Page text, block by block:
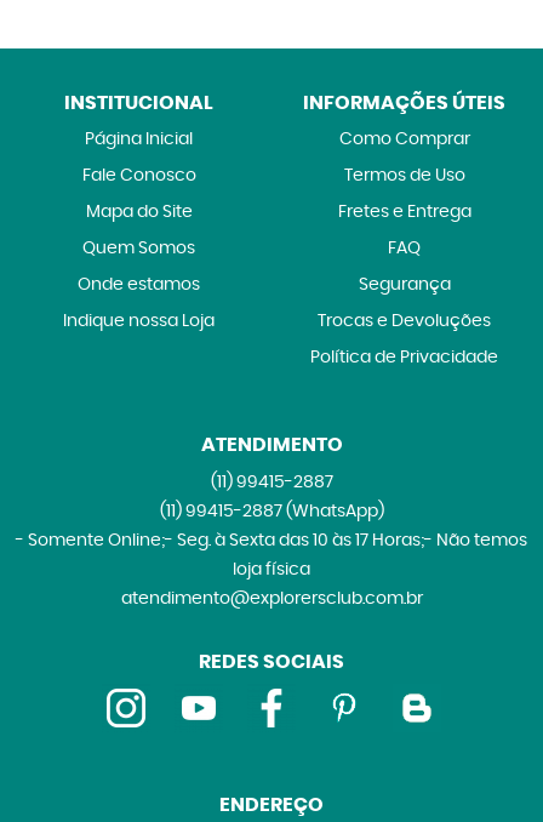
INSTITUCIONAL
Página Inicial
Fale Conosco
Mapa do Site
Quem Somos
Onde estamos
Indique nossa Loja
INFORMAÇÕES ÚTEIS
Como Comprar
Termos de Uso
Fretes e Entrega
FAQ
Segurança
Trocas e Devoluções
Política de Privacidade
ATENDIMENTO
(11)99415-2887
(11)99415-2887 (WhatsApp)
- Somente Online;- Seg. à Sexta das 10 às 17 Horas;- Não temos
loja física
atendimento@explorersclub.com.br
REDES SOCIAIS
ENDEREÇO